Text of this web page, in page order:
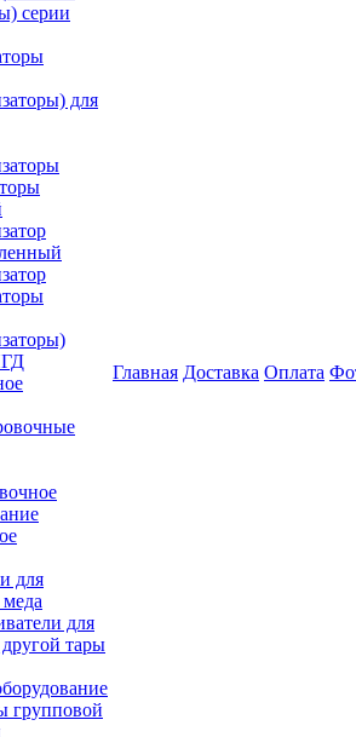
серии
для
для
для
тары
групповой
Главная Доставка Оплата